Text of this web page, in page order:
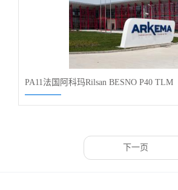
PA11法国阿科玛Rilsan BESNO P40 TLM
下一页